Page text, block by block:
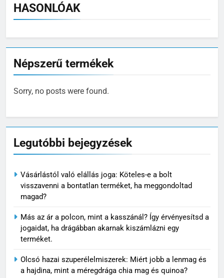
HASONLÓAK
Népszerű termékek
Sorry, no posts were found.
Legutóbbi bejegyzések
Vásárlástól való elállás joga: Köteles-e a bolt
visszavenni a bontatlan terméket, ha meggondoltad
magad?
Más az ár a polcon, mint a kasszánál? Így érvényesítsd a
jogaidat, ha drágábban akarnak kiszámlázni egy
terméket.
Olcsó hazai szuperélelmiszerek: Miért jobb a lenmag és
a hajdina, mint a méregdrága chia mag és quinoa?